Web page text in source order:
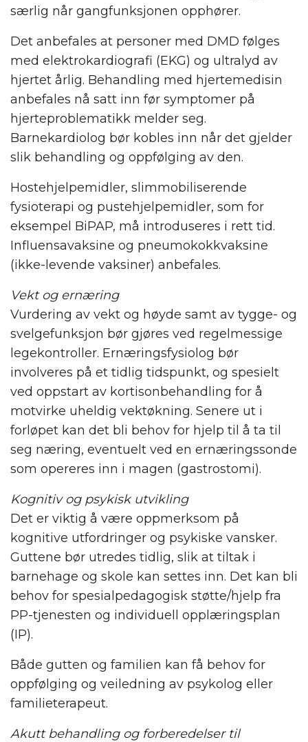
særlig når gangfunksjonen opphører.
Det anbefales at personer med DMD følges
med elektrokardiografi (EKG) og ultralyd av
hjertet årlig. Behandling med hjertemedisin
anbefales nå satt inn før symptomer på
hjerteproblematikk melder seg.
Barnekardiolog bør kobles inn når det gjelder
slik behandling og oppfølging av den.
Hostehjelpemidler, slimmobiliserende
fysioterapi og pustehjelpemidler, som for
eksempel BiPAP, må introduseres i rett tid.
Influensavaksine og pneumokokkvaksine
(ikke-levende vaksiner) anbefales.
Vekt og ernæring
Vurdering av vekt og høyde samt av tygge- og
svelgefunksjon bør gjøres ved regelmessige
legekontroller. Ernæringsfysiolog bør
involveres på et tidlig tidspunkt, og spesielt
ved oppstart av kortisonbehandling for å
motvirke uheldig vektøkning. Senere ut i
forløpet kan det bli behov for hjelp til å ta til
seg næring, eventuelt ved en ernæringssonde
som opereres inn i magen (gastrostomi).
Kognitiv og psykisk utvikling
Det er viktig å være oppmerksom på
kognitive utfordringer og psykiske vansker.
Guttene bør utredes tidlig, slik at tiltak i
barnehage og skole kan settes inn. Det kan bli
behov for spesialpedagogisk støtte/hjelp fra
PP-tjenesten og individuell opplæringsplan
(IP).
Både gutten og familien kan få behov for
oppfølging og veiledning av psykolog eller
familieterapeut.
Akutt behandling og forberedelser til